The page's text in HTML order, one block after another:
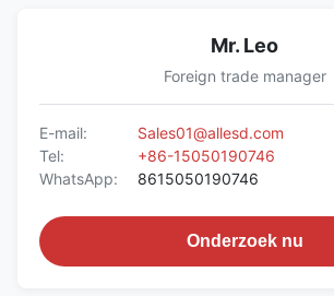
Mr. Leo
Foreign trade manager
E-mail:
Sales01@allesd.com
Tel:
+86-15050190746
WhatsApp:
8615050190746
Onderzoek nu